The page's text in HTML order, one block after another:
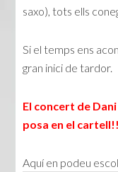
saxo), tots ells
Si el temps ens
gran inici de tardor.
El concert de Dani
posa en el
Aquí en podeu